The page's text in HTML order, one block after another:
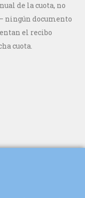
de la cuota, no
ningún documento
el recibo
cuota.